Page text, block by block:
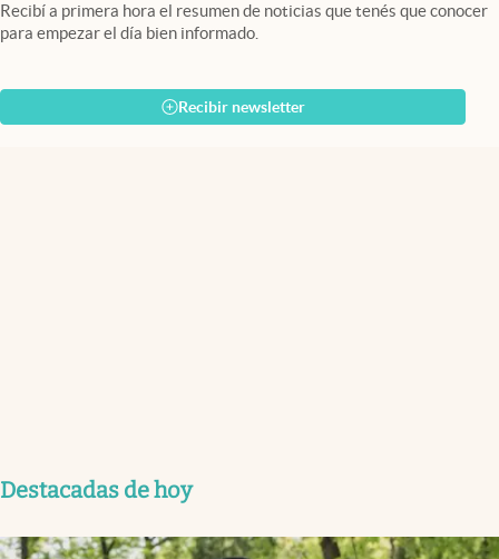
Recibí a primera hora el resumen de noticias que tenés que conocer
para empezar el día bien informado.
Recibir newsletter
Destacadas de hoy